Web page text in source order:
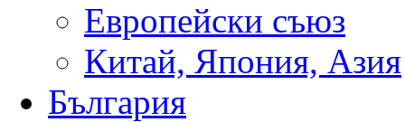
Европейски съюз
Китай, Япония, Азия
България